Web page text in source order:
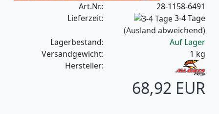
Art.Nr.:
28-1158-6491
Lieferzeit:
3-4 Tage
(Ausland abweichend)
Lagerbestand:
Auf Lager
Versandgewicht:
1 kg
Hersteller:
68,92 EUR